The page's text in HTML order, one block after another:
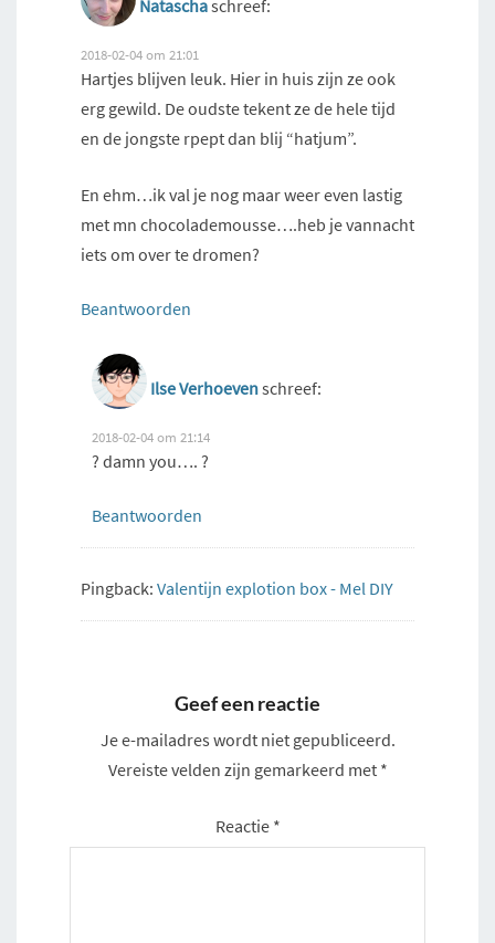
Nataschaschreef:
2018-02-04 om 21:01
Hartjes blijven leuk. Hier in huis zijn ze ook
erg gewild. De oudste tekent ze de hele tijd
en de jongste rpept dan blij “hatjum”.
En ehm…ik val je nog maar weer even lastig
met mn chocolademousse….heb je vannacht
iets om over te dromen?
Beantwoorden
Ilse Verhoevenschreef:
2018-02-04 om 21:14
? damn you…. ?
Beantwoorden
Pingback: Valentijn explotion box - Mel DIY
Geef een reactie
Je e-mailadres wordt niet gepubliceerd.
Vereiste velden zijn gemarkeerd met *
Reactie *